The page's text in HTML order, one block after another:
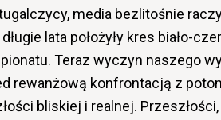
media bezlitośnie
lata położyły kres biało-
Teraz wyczyn naszego
rewanżową konfrontacją z
bliskiej i realnej.